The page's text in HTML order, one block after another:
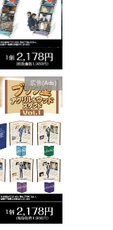
広告(Ads)